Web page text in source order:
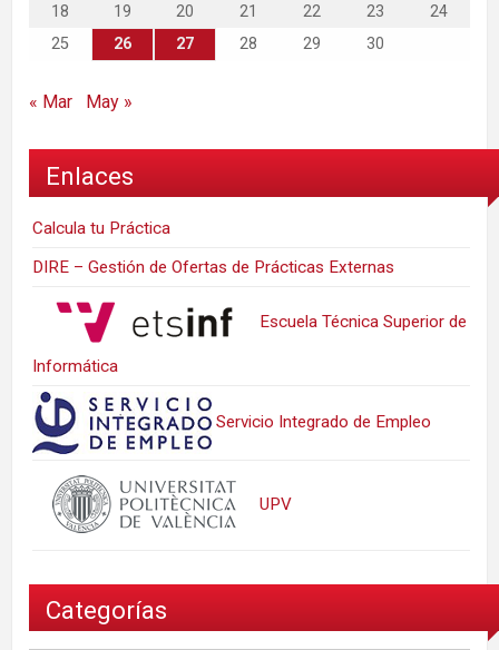
18
19 20 21 22 23
24
25
26 27 28 29 30
« Mar May »
Enlaces
Calcula tu Práctica
DIRE – Gestión de Ofertas de Prácticas Externas
Escuela Técnica Superior de
Informática
Servicio Integrado de Empleo
UPV
Categorías